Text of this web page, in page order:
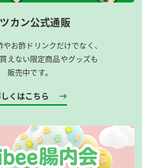
カン公式通販
お酢ドリンクだけでなく、
えない限定商品やグッズも
販売中です。
くはこちら